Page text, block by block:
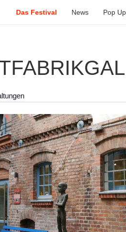
Das Festival News Pop